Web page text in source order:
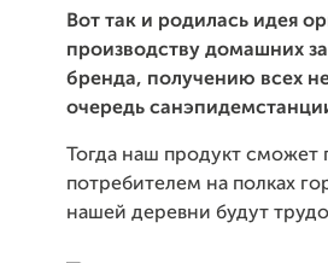
Вот так и родилась идея
производству домашних
бренда, получению всех
очередь
Тогда наш продукт сможет
потребителем на полках
нашей деревни будут